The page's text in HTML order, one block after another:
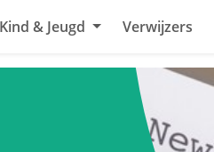
Kind & Jeugd Verwijzers